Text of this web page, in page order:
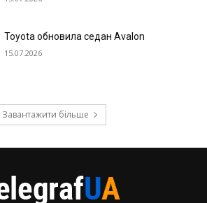
Toyota обновила седан Avalon
15.07.2026
Завантажити більше